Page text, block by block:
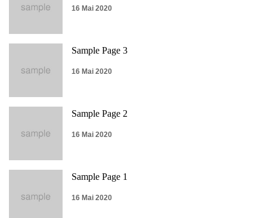
16 Mai 2020
Sample Page 3
16 Mai 2020
Sample Page 2
16 Mai 2020
Sample Page 1
16 Mai 2020